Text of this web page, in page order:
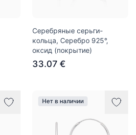
Серебряные серьги-
кольца, Серебро 925°,
оксид (покрытие)
33.07 €
Нет в наличии